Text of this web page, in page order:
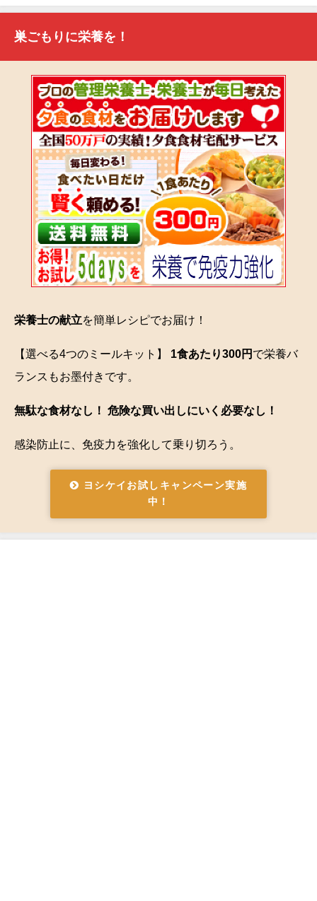
巣ごもりに栄養を！
栄養士の献立を簡単レシピでお届け！
【選べる4つのミールキット】 1食あたり300円 で栄養バ
ランスもお墨付きです。
無駄な食材なし！ 危険な買い出しにいく必要なし！
感染防止に、免疫力を強化して乗り切ろう。
ヨシケイお試しキャンペーン実施
中！